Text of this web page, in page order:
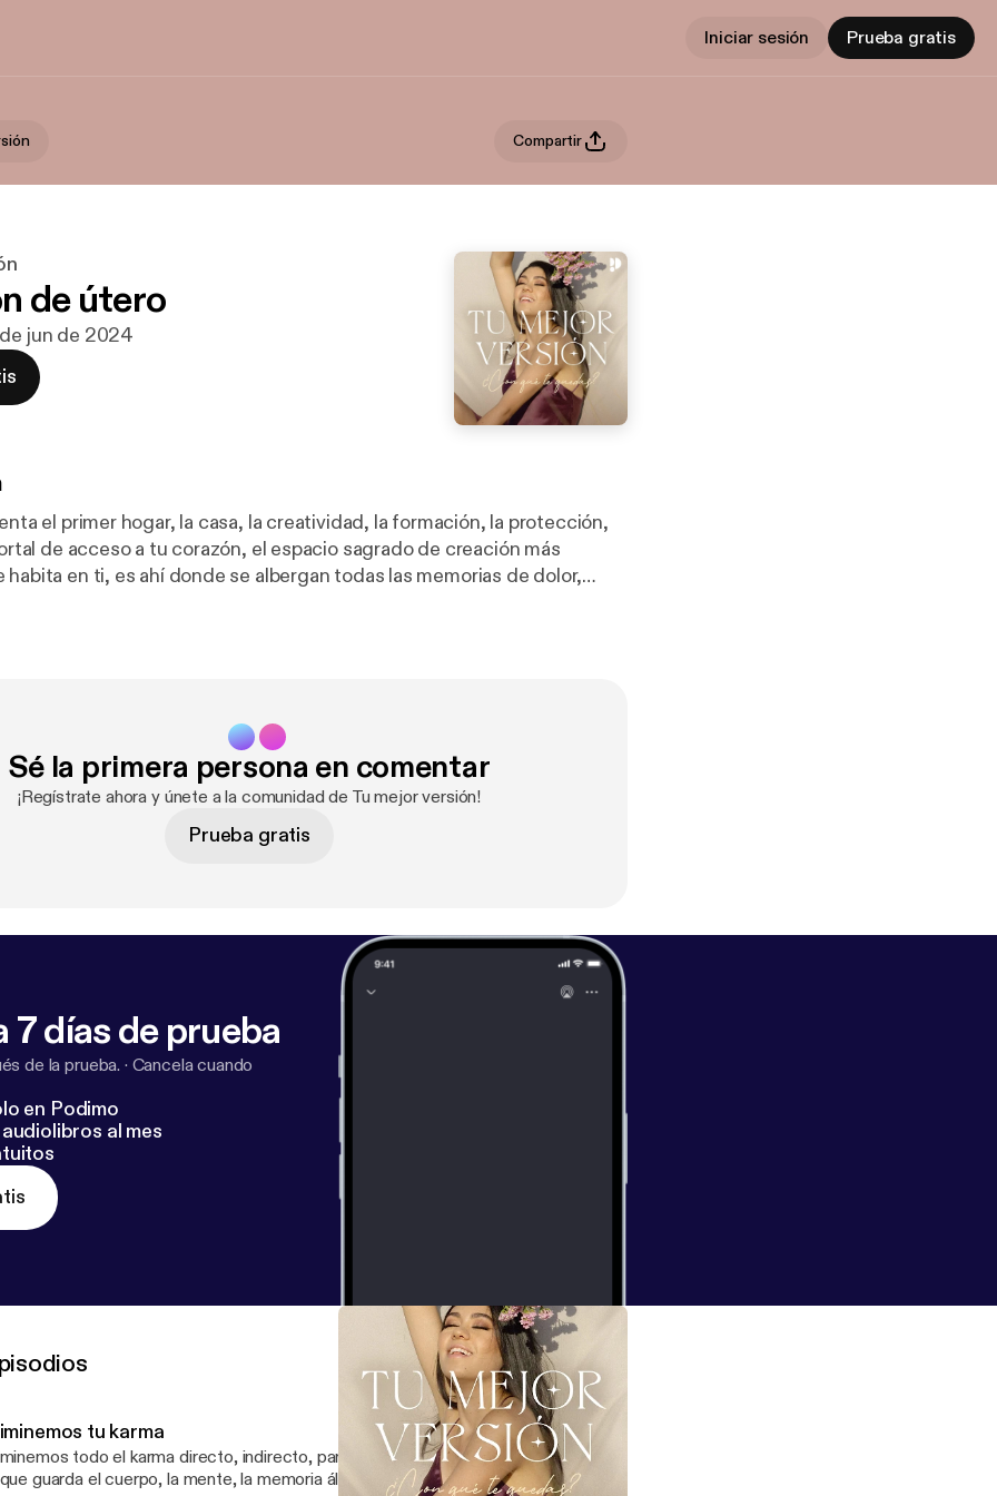
Iniciar sesión Prueba gratis
Compartir
de útero
jun de 2024
el primer hogar, la casa, la creatividad, la formación, la protección,
de acceso a tu corazón, el espacio sagrado de creación más
en ti, es ahí donde se albergan todas las memorias de dolor,
tu útero? ¿Me das permiso de sanarlo?
Sé la primera persona en comentar
¡Regístrate ahora y únete a la comunidad de Tu mejor versión!
Prueba gratis
7 días de prueba
de la prueba. · Cancela cuando
en Podimo
al mes
tu karma
todo el karma directo, indirecto, parcialmente directo, tuyo o de tu linaje,
guarda el cuerpo, la mente, la memoria álmica, el consciente, el inconsciente y